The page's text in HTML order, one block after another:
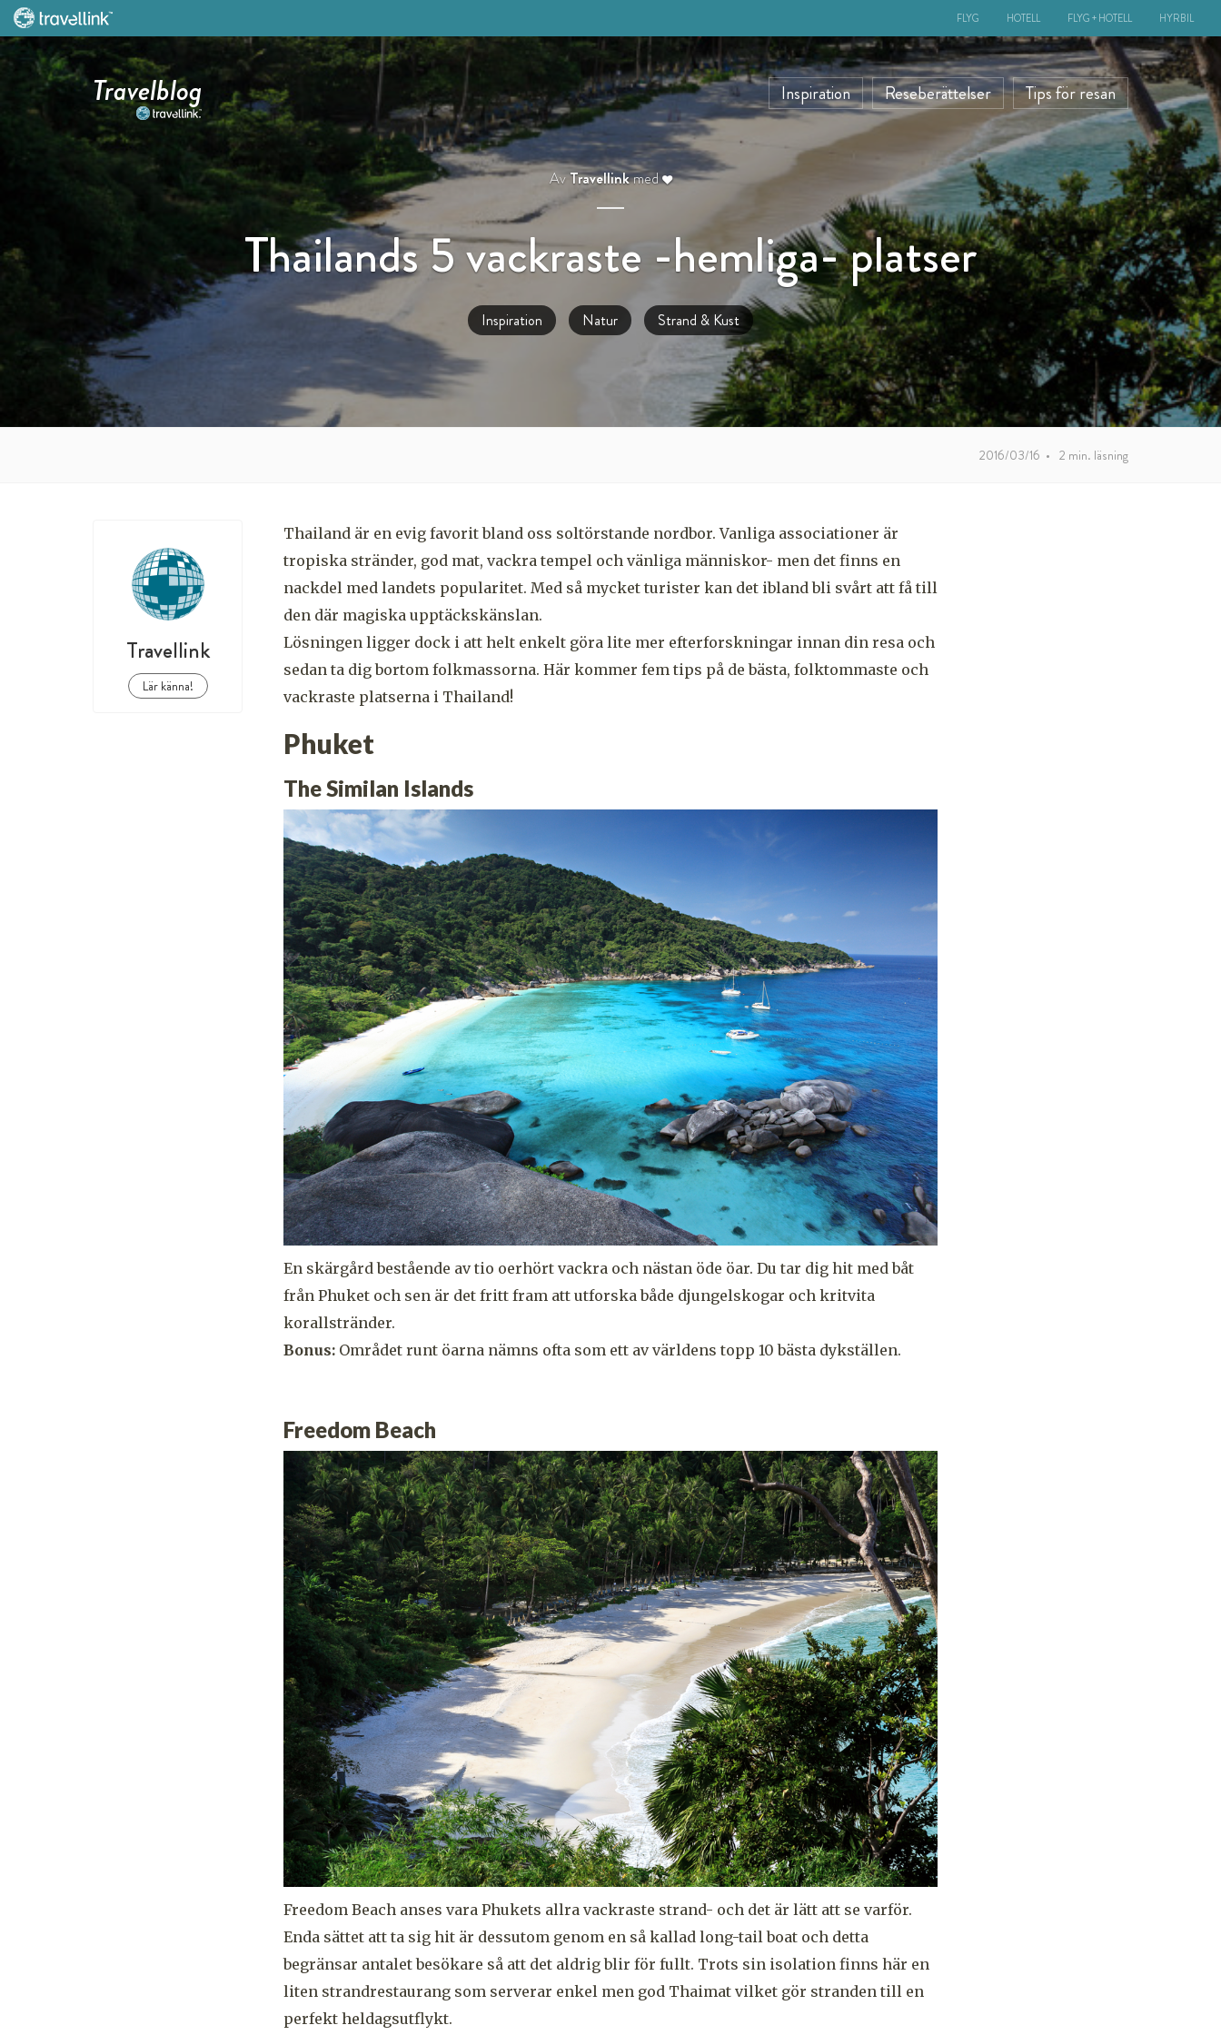
Travelblog Inspiration Reseberättelser Tips för resan
FLYG HOTELL FLYG + HOTELL HYRBIL
AvTravellinkmed
Thailands 5 vackraste -hemliga- platser
Inspiration Natur Strand & Kust
2016/03/16 • 2 min. läsning
Travellink
Lär känna!
Thailand är en evig favorit bland oss soltörstande nordbor. Vanliga associationer är
tropiska stränder, god mat, vackra tempel och vänliga människor- men det finns en
nackdel med landets popularitet. Med så mycket turister kan det ibland bli svårt att få till
den där magiska upptäckskänslan.
Lösningen ligger dock i att helt enkelt göra lite mer efterforskningar innan din resa och
sedan ta dig bortom folkmassorna. Här kommer fem tips på de bästa, folktommaste och
vackraste platserna i Thailand!
Phuket
The Similan Islands
En skärgård bestående av tio oerhört vackra och nästan öde öar. Du tar dig hit med båt
från Phuket och sen är det fritt fram att utforska både djungelskogar och kritvita
korallstränder.
Bonus: Området runt öarna nämns ofta som ett av världens topp 10 bästa dykställen.
Freedom Beach
Freedom Beach anses vara Phukets allra vackraste strand- och det är lätt att se varför.
Enda sättet att ta sig hit är dessutom genom en så kallad long-tail boat och detta
begränsar antalet besökare så att det aldrig blir för fullt. Trots sin isolation finns här en
liten strandrestaurang som serverar enkel men god Thaimat vilket gör stranden till en
perfekt heldagsutflykt.